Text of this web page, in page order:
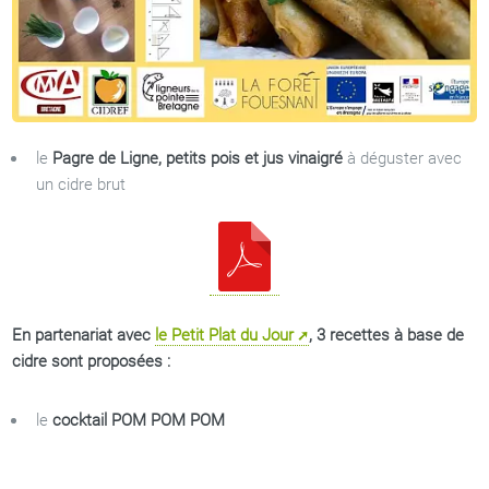
le Pagre de Ligne, petits pois et jus vinaigré à déguster avec
un cidre brut
En partenariat avec le Petit Plat du Jour
, 3 recettes à base de
cidre sont proposées :
le cocktail POM POM POM